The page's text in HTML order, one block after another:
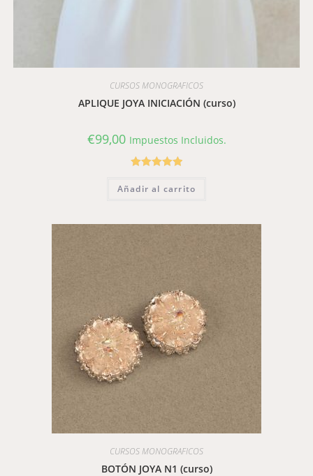
CURSOS MONOGRAFICOS
APLIQUE JOYA INICIACIÓN (curso)
€99,00 Impuestos Incluidos.
5.00de 5
Añadir al carrito
CURSOS MONOGRAFICOS
BOTÓN JOYA N1 (curso)